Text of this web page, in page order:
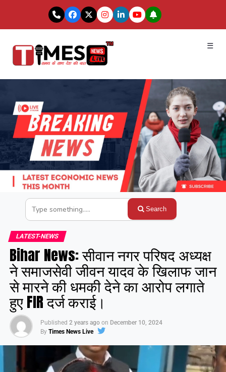
☰
Search
LATEST-NEWS
Bihar News: सीवान नगर परिषद अध्यक्ष
ने समाजसेवी जीवन यादव के खिलाफ जान
से मारने की धमकी देने का आरोप लगाते
हुए FIR दर्ज कराई।
Published 2 years ago on December 10, 2024
By Times News Live